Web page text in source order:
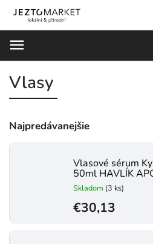
Vlasy
Najpredávanejšie
Vlasové sérum
50ml HAVLÍK
Skladom (3 ks)
€30,13